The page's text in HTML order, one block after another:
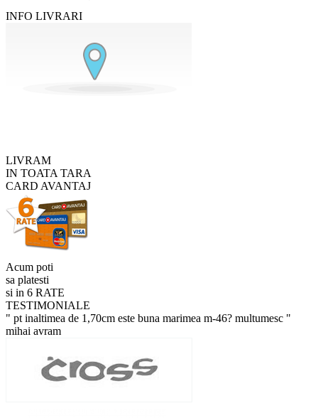
INFO LIVRARI
LIVRAM
IN TOATA TARA
CARD AVANTAJ
Acum poti
sa platesti
si in 6 RATE
TESTIMONIALE
" pt inaltimea de 1,70cm este buna marimea m-46? multumesc "
mihai avram